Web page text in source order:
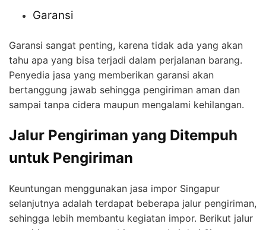
Garansi
Garansi sangat penting, karena tidak ada yang akan
tahu apa yang bisa terjadi dalam perjalanan barang.
Penyedia jasa yang memberikan garansi akan
bertanggung jawab sehingga pengiriman aman dan
sampai tanpa cidera maupun mengalami kehilangan.
Jalur Pengiriman yang Ditempuh
untuk Pengiriman
Keuntungan menggunakan jasa impor Singapur
selanjutnya adalah terdapat beberapa jalur pengiriman,
sehingga lebih membantu kegiatan impor. Berikut jalur